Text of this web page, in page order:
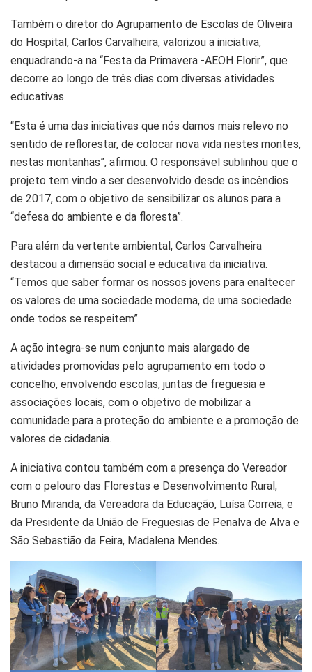
Também o diretor do Agrupamento de Escolas de Oliveira
do Hospital, Carlos Carvalheira, valorizou a iniciativa,
enquadrando-a na “Festa da Primavera -AEOH Florir”, que
decorre ao longo de três dias com diversas atividades
educativas.
“Esta é uma das iniciativas que nós damos mais relevo no
sentido de reflorestar, de colocar nova vida nestes montes,
nestas montanhas”, afirmou. O responsável sublinhou que o
projeto tem vindo a ser desenvolvido desde os incêndios
de 2017, com o objetivo de sensibilizar os alunos para a
“defesa do ambiente e da floresta”.
Para além da vertente ambiental, Carlos Carvalheira
destacou a dimensão social e educativa da iniciativa.
“Temos que saber formar os nossos jovens para enaltecer
os valores de uma sociedade moderna, de uma sociedade
onde todos se respeitem”.
A ação integra-se num conjunto mais alargado de
atividades promovidas pelo agrupamento em todo o
concelho, envolvendo escolas, juntas de freguesia e
associações locais, com o objetivo de mobilizar a
comunidade para a proteção do ambiente e a promoção de
valores de cidadania.
A iniciativa contou também com a presença do Vereador
com o pelouro das Florestas e Desenvolvimento Rural,
Bruno Miranda, da Vereadora da Educação, Luísa Correia, e
da Presidente da União de Freguesias de Penalva de Alva e
São Sebastião da Feira, Madalena Mendes.